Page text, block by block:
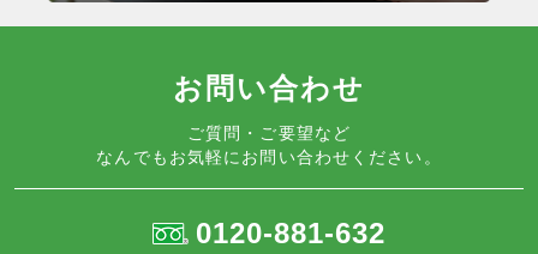
お問い合わせ
ご質問・ご要望など
なんでもお気軽にお問い合わせください。
0120-881-632